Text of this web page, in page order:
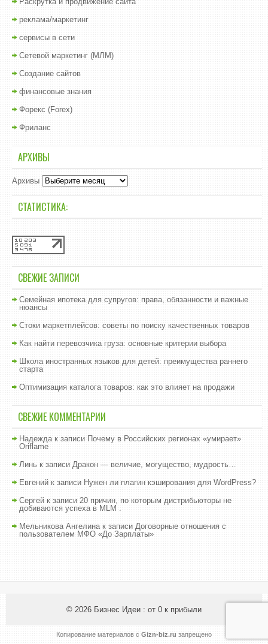
реклама/маркетинг
сервисы в сети
Сетевой маркетинг (МЛМ)
Создание сайтов
финансовые знания
Форекс (Forex)
Фриланс
АРХИВЫ
Архивы
СТАТИСТИКА:
СВЕЖИЕ ЗАПИСИ
Семейная ипотека для супругов: права, обязанности и важные
нюансы
Стоки маркетплейсов: советы по поиску качественных товаров
Как найти перевозчика груза: основные критерии выбора
Школа иностранных языков для детей: преимущества раннего
старта
Оптимизация каталога товаров: как это влияет на продажи
СВЕЖИЕ КОММЕНТАРИИ
Надежда к записи Почему в Российских регионах «умирает»
Oriflame
Линь к записи Дракон — величие, могущество, мудрость…
Евгений к записи Нужен ли плагин кэширования для WordPress?
Сергей к записи 20 причин, по которым дистрибьюторы не
добиваются успеха в MLM .
Мельникова Ангелина к записи Договорные отношения с
пользователем МФО «До Зарплаты»
© 2026 Бизнес Идеи : от 0 к прибыли
Копирование материалов с Gizn-biz.ru запрещено